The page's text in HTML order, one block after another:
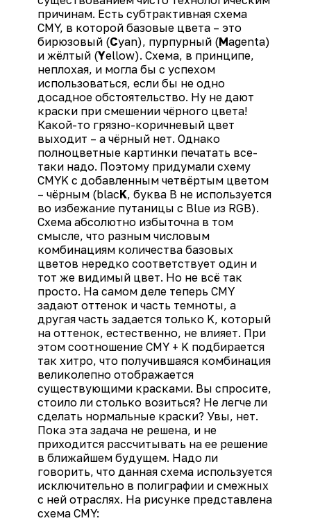
причинам. Есть субтрактивная схема
CMY, в которой базовые цвета – это
бирюзовый (Cyan), пурпурный (Magenta)
и жёлтый (Yellow). Схема, в принципе,
неплохая, и могла бы с успехом
использоваться, если бы не одно
досадное обстоятельство. Ну не дают
краски при смешении чёрного цвета!
Какой-то грязно-коричневый цвет
выходит – а чёрный нет. Однако
полноцветные картинки печатать все-
таки надо. Поэтому придумали схему
CMYK с добавленным четвёртым цветом
– чёрным (blacK, буква B не используется
во избежание путаницы с Blue из RGB).
Схема абсолютно избыточна в том
смысле, что разным числовым
комбинациям количества базовых
цветов нередко соответствует один и
тот же видимый цвет. Но не всё так
просто. На самом деле теперь CMY
задают оттенок и часть темноты, а
другая часть задается только K, который
на оттенок, естественно, не влияет. При
этом соотношение CMY + K подбирается
так хитро, что получившаяся комбинация
великолепно отображается
существующими красками. Вы спросите,
стоило ли столько возиться? Не легче ли
сделать нормальные краски? Увы, нет.
Пока эта задача не решена, и не
приходится рассчитывать на ее решение
в ближайшем будущем. Надо ли
говорить, что данная схема используется
исключительно в полиграфии и смежных
с ней отраслях. На рисунке представлена
схема CMY: